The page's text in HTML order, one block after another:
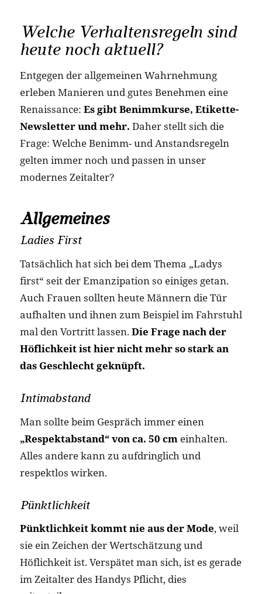
Welche Verhaltensregeln sind
heute noch aktuell?
Entgegen der allgemeinen Wahrnehmung
erleben Manieren und gutes Benehmen eine
Renaissance: Es gibt Benimmkurse, Etikette-
Newsletter und mehr. Daher stellt sich die
Frage: Welche Benimm- und Anstandsregeln
gelten immer noch und passen in unser
modernes Zeitalter?
Allgemeines
Ladies First
Tatsächlich hat sich bei dem Thema „Ladys
first“ seit der Emanzipation so einiges getan.
Auch Frauen sollten heute Männern die Tür
aufhalten und ihnen zum Beispiel im Fahrstuhl
mal den Vortritt lassen. Die Frage nach der
Höflichkeit ist hier nicht mehr so stark an
das Geschlecht geknüpft.
Intimabstand
Man sollte beim Gespräch immer einen
„Respektabstand“ von ca. 50 cmeinhalten.
Alles andere kann zu aufdringlich und
respektlos wirken.
Pünktlichkeit
Pünktlichkeit kommt nie aus der Mode, weil
sie ein Zeichen der Wertschätzung und
Höflichkeit ist. Verspätet man sich, ist es gerade
im Zeitalter des Handys Pflicht, dies